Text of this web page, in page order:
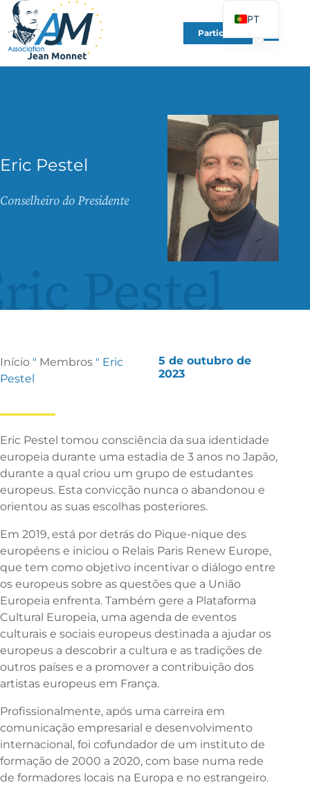
Participe
Eric Pestel
Conselheiro do Presidente
Pestel
Início " Membros " Eric
Pestel
5 de outubro de
2023
Eric Pestel tomou consciência da sua identidade
europeia durante uma estadia de 3 anos no Japão,
durante a qual criou um grupo de estudantes
europeus. Esta convicção nunca o abandonou e
orientou as suas escolhas posteriores.
Em 2019, está por detrás do Pique-nique des
européens e iniciou o Relais Paris Renew Europe,
que tem como objetivo incentivar o diálogo entre
os europeus sobre as questões que a União
Europeia enfrenta. Também gere a Plataforma
Cultural Europeia, uma agenda de eventos
culturais e sociais europeus destinada a ajudar os
europeus a descobrir a cultura e as tradições de
outros países e a promover a contribuição dos
artistas europeus em França.
Profissionalmente, após uma carreira em
comunicação empresarial e desenvolvimento
internacional, foi cofundador de um instituto de
formação de 2000 a 2020, com base numa rede
de formadores locais na Europa e no estrangeiro.
PT
FR
EN
IT
PL
UK